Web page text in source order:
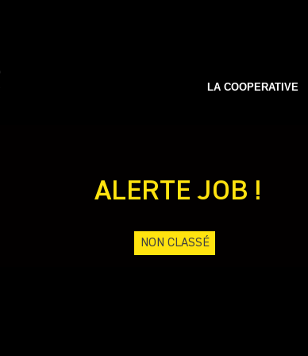
LA COOPERATIVE
ALERTE JOB !
NON CLASSÉ